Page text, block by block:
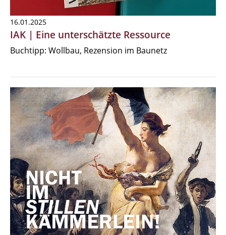
16.01.2025
IAK | Eine unterschätzte Ressource
Buchtipp: Wollbau, Rezension im Baunetz